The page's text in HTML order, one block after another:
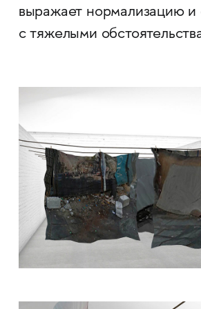
выражает нормализацию и
с тяжелыми